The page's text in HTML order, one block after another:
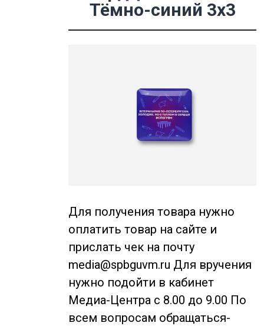
Тёмно-синий 3х3
Для получения товара нужно
оплатить товар на сайте и
прислать чек на почту
media@spbguvm.ru Для вручения
нужно подойти в кабинет
Медиа-Центра с 8.00 до 9.00 По
всем вопросам обращаться-